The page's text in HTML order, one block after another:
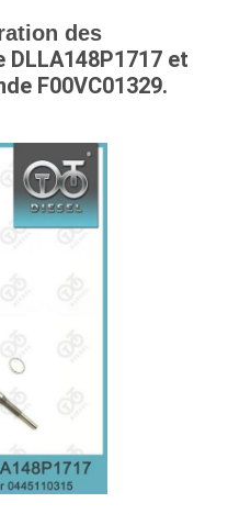
des
DLLA148P1717 et
F00VC01329.